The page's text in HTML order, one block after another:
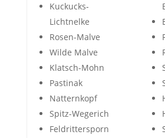
Kuckucks-
Lichtnelke
Rosen-Malve
Wilde Malve
Klatsch-Mohn
Pastinak
Natternkopf
Spitz-Wegerich
Feldrittersporn